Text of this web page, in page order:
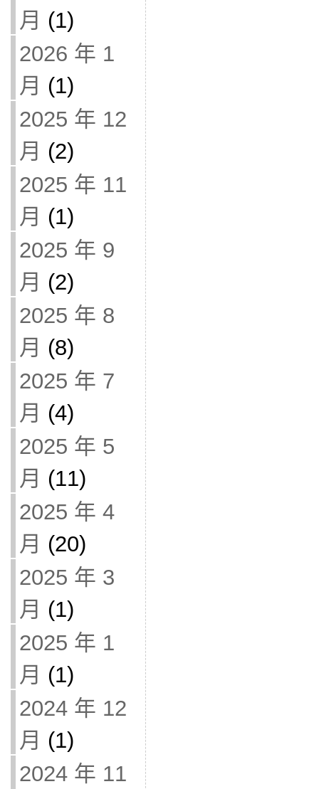
月 (1)
2026 年 1
月 (1)
2025 年 12
月 (2)
2025 年 11
月 (1)
2025 年 9
月 (2)
2025 年 8
月 (8)
2025 年 7
月 (4)
2025 年 5
月 (11)
2025 年 4
月 (20)
2025 年 3
月 (1)
2025 年 1
月 (1)
2024 年 12
月 (1)
2024 年 11